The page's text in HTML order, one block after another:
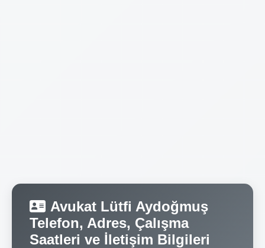
Avukat Lütfi Aydoğmuş
Telefon, Adres, Çalışma
Saatleri ve İletişim Bilgileri